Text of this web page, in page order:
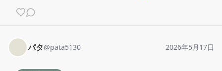
パタ@pata5130 2026年5月17日